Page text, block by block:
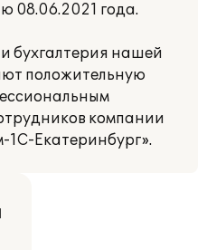
08.06.2021 года.
бухгалтерия нашей
положительную
компании
Екатеринбург».